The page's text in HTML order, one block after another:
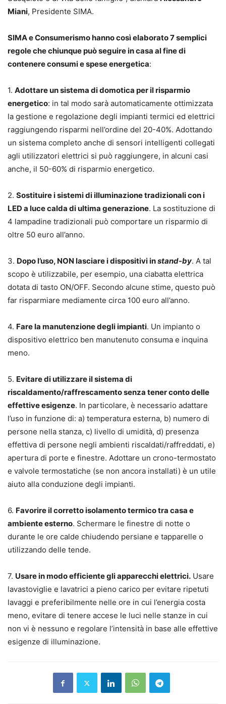
Miani, Presidente SIMA.
SIMA e Consumerismo hanno così elaborato 7 semplici
regole che chiunque può seguire in casa al fine di
contenere consumi e spese energetica:
1. Adottare un sistema di domotica per il risparmio
energetico: in tal modo sarà automaticamente ottimizzata
la gestione e regolazione degli impianti termici ed elettrici
raggiungendo risparmi nell’ordine del 20-40%. Adottando
un sistema completo anche di sensori intelligenti collegati
agli utilizzatori elettrici si può raggiungere, in alcuni casi
anche, il 50-60% di risparmio energetico.
2. Sostituire i sistemi di illuminazione tradizionali con i
LED a luce calda di ultima generazione. La sostituzione di
4 lampadine tradizionali può comportare un risparmio di
oltre 50 euro all’anno.
3. Dopo l’uso, NON lasciare i dispositivi instand-by. A tal
scopo è utilizzabile, per esempio, una ciabatta elettrica
dotata di tasto ON/OFF. Secondo alcune stime, questo può
far risparmiare mediamente circa 100 euro all’anno.
4. Fare la manutenzione degli impianti. Un impianto o
dispositivo elettrico ben manutenuto consuma e inquina
meno.
5. Evitare di utilizzare il sistema di
riscaldamento/raffrescamento senza tener conto delle
effettive esigenze. In particolare, è necessario adattare
l’uso in funzione di: a) temperatura esterna, b) numero di
persone nella stanza, c) livello di umidità, d) presenza
effettiva di persone negli ambienti riscaldati/raffreddati, e)
apertura di porte e finestre. Adottare un crono-termostato
e valvole termostatiche (se non ancora installati) è un utile
aiuto alla conduzione degli impianti.
6. Favorire il corretto isolamento termico tra casa e
ambiente esterno. Schermare le finestre di notte o
durante le ore calde chiudendo persiane e tapparelle o
utilizzando delle tende.
7. Usare in modo efficiente gli apparecchi elettrici. Usare
lavastoviglie e lavatrici a pieno carico per evitare ripetuti
lavaggi e preferibilmente nelle ore in cui l’energia costa
meno, evitare di tenere accese le luci nelle stanze in cui
non vi è nessuno e regolare l’intensità in base alle effettive
esigenze di illuminazione.